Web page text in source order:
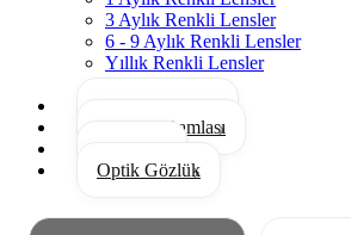
3 Aylık Renkli Lensler
6 - 9 Aylık Renkli Lensler
Yıllık Renkli Lensler
Gözyaşı Damlası
Optik Gözlük